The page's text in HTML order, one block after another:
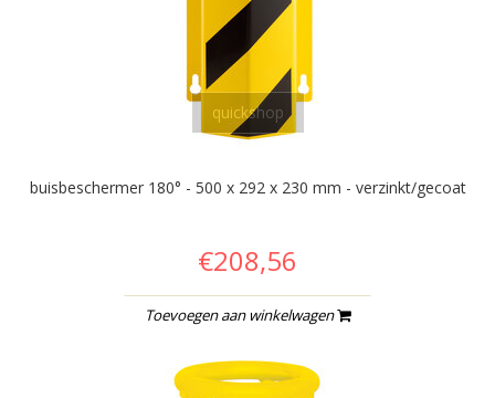
quickshop
buisbeschermer 180° - 500 x 292 x 230 mm - verzinkt/gecoat
€208,56
Toevoegen aan winkelwagen